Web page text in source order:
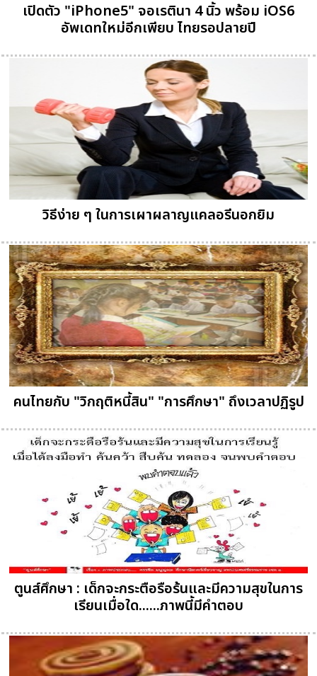
เปิดตัว "iPhone5" จอเรตินา 4 นิ้ว พร้อม iOS6
อัพเดทใหม่อีกเพียบ ไทยรอปลายปี
วิธีง่าย ๆ ในการเผาผลาญแคลอรีนอกยิม
คนไทยกับ "วิกฤติหนี้สิน" "การศึกษา" ถึงเวลาปฏิรูป
ตูนส์ศึกษา : เด็กจะกระตือรือร้นและมีความสุขในการ
เรียนเมื่อใด......ภาพนี้มีคำตอบ